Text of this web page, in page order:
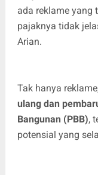
ada reklame yang
pajaknya tidak
Arian.
Tak hanya
ulang dan
Bangunan (PBB),
potensial yang